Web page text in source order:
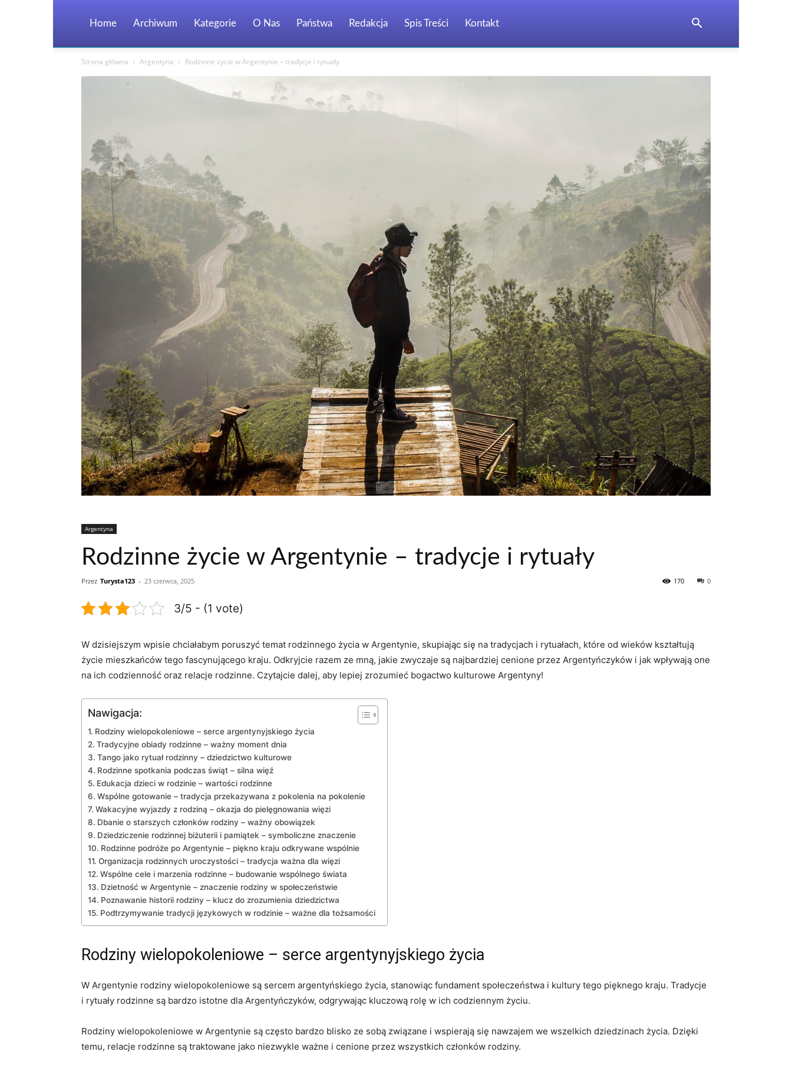
Home Archiwum Kategorie O Nas Państwa Redakcja Spis Treści Kontakt
Strona główna Argentyna Rodzinne życie w Argentynie – tradycje i rytuały
Argentyna
Rodzinne życie w Argentynie – tradycje i rytuały
Przez Turysta123 - 23 czerwca, 2025 0
170
3/5 - (1 vote)
W dzisiejszym wpisie chciałabym poruszyć temat rodzinnego‌ życia w Argentynie,⁣ skupiając się na⁤ tradycjach ⁢i rytuałach,‍ które⁤ od wieków kształtują
życie mieszkańców tego⁢ fascynującego kraju. ⁣Odkryjcie razem ze mną,⁣ jakie⁣ zwyczaje są najbardziej cenione przez Argentyńczyków i jak wpływają one
na‍ ich⁤ codzienność ⁣oraz relacje rodzinne. Czytajcie​ dalej,‍ aby lepiej zrozumieć bogactwo‌ kulturowe Argentyny!
Nawigacja:
Rodziny wielopokoleniowe – serce argentynyjskiego życia
Tradycyjne obiady rodzinne ​– ważny moment dnia
Tango jako ​rytuał ‌rodzinny – ​dziedzictwo kulturowe
Rodzinne spotkania podczas ⁢świąt – silna‌ więź
Edukacja ⁣dzieci w rodzinie –⁤ wartości rodzinne
Wspólne gotowanie ⁤– tradycja przekazywana z pokolenia‍ na pokolenie
Wakacyjne⁤ wyjazdy z rodziną – okazja⁣ do‌ pielęgnowania więzi
Dbanie o starszych członków rodziny –⁤ ważny obowiązek
Dziedziczenie rodzinnej biżuterii i pamiątek – symboliczne⁢ znaczenie
Rodzinne ‌podróże po ⁢Argentynie – piękno‍ kraju odkrywane wspólnie
Organizacja rodzinnych ‍uroczystości⁣ – tradycja⁤ ważna dla więzi
Wspólne cele i marzenia rodzinne –‌ budowanie ⁣wspólnego świata
Dzietność w Argentynie ⁤– znaczenie rodziny w ‌społeczeństwie
Poznawanie historii‍ rodziny – klucz do zrozumienia dziedzictwa
Podtrzymywanie tradycji⁣ językowych w rodzinie‍ – ważne dla⁤ tożsamości
Rodziny wielopokoleniowe – serce argentynyjskiego życia
W Argentynie rodziny wielopokoleniowe‌ są ⁢sercem argentyńskiego życia, stanowiąc fundament społeczeństwa i kultury tego⁣ pięknego kraju. Tradycje
i ⁣rytuały rodzinne ‌są bardzo istotne ‍dla Argentyńczyków, odgrywając kluczową‍ rolę w ich codziennym życiu.
Rodziny wielopokoleniowe w Argentynie są często bardzo blisko ‍ze ⁢sobą ⁤związane i ​wspierają się ​nawzajem we‍ wszelkich dziedzinach życia. Dzięki ​
temu, relacje rodzinne ‍są traktowane jako niezwykle ważne i cenione przez wszystkich członków rodziny.